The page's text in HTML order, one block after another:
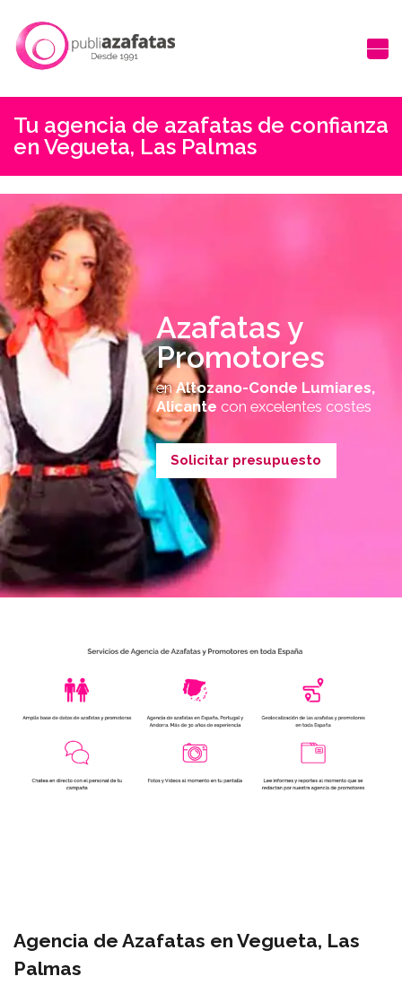
Tu agencia de azafatas de confianza
en Vegueta, Las Palmas
Azafatas y
Promotores
enAltozano-Conde Lumiares,
Alicante con excelentes costes
Solicitar presupuesto
Agencia de Azafatas en Vegueta, Las
Palmas